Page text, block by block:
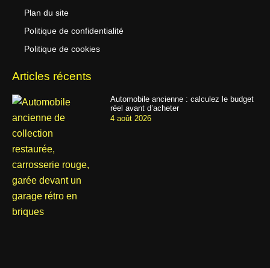
Plan du site
Politique de confidentialité
Politique de cookies
Articles récents
Automobile ancienne : calculez le budget
réel avant d’acheter
4 août 2026